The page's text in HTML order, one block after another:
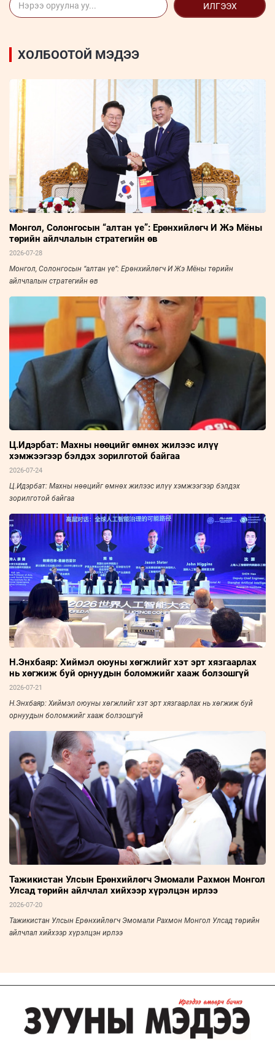
ИЛГЭЭХ
ХОЛБООТОЙ МЭДЭЭ
Монгол, Солонгосын “алтан үе”: Ерөнхийлөгч И Жэ Мёны
төрийн айлчлалын стратегийн өв
2026-07-28
Монгол, Солонгосын “алтан үе”: Ерөнхийлөгч И Жэ Мёны төрийн
айлчлалын стратегийн өв
Ц.Идэрбат: Махны нөөцийг өмнөх жилээс илүү
хэмжээгээр бэлдэх зорилготой байгаа
2026-07-24
Ц.Идэрбат: Махны нөөцийг өмнөх жилээс илүү хэмжээгээр бэлдэх
зорилготой байгаа
Н.Энхбаяр: Хиймэл оюуны хөгжлийг хэт эрт хязгаарлах
нь хөгжиж буй орнуудын боломжийг хааж болзошгүй
2026-07-21
Н.Энхбаяр: Хиймэл оюуны хөгжлийг хэт эрт хязгаарлах нь хөгжиж буй
орнуудын боломжийг хааж болзошгүй
Тажикистан Улсын Ерөнхийлөгч Эмомали Рахмон Монгол
Улсад төрийн айлчлал хийхээр хүрэлцэн ирлээ
2026-07-20
Тажикистан Улсын Ерөнхийлөгч Эмомали Рахмон Монгол Улсад төрийн
айлчлал хийхээр хүрэлцэн ирлээ